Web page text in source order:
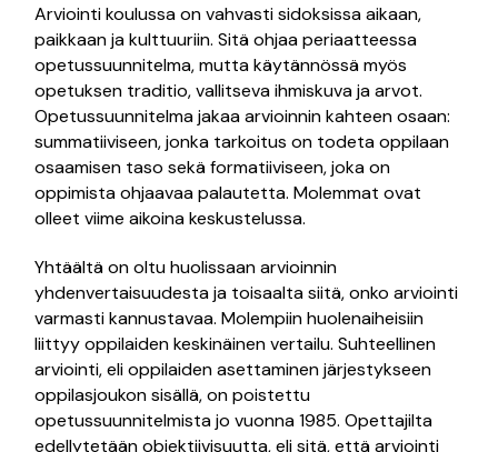
Arviointi koulussa on vahvasti sidoksissa aikaan,
paikkaan ja kulttuuriin. Sitä ohjaa periaatteessa
opetussuunnitelma, mutta käytännössä myös
opetuksen traditio, vallitseva ihmiskuva ja arvot.
Opetussuunnitelma jakaa arvioinnin kahteen osaan:
summatiiviseen, jonka tarkoitus on todeta oppilaan
osaamisen taso sekä formatiiviseen, joka on
oppimista ohjaavaa palautetta. Molemmat ovat
olleet viime aikoina keskustelussa.
Yhtäältä on oltu huolissaan arvioinnin
yhdenvertaisuudesta ja toisaalta siitä, onko arviointi
varmasti kannustavaa. Molempiin huolenaiheisiin
liittyy oppilaiden keskinäinen vertailu. Suhteellinen
arviointi, eli oppilaiden asettaminen järjestykseen
oppilasjoukon sisällä, on poistettu
opetussuunnitelmista jo vuonna 1985. Opettajilta
edellytetään objektiivisuutta, eli sitä, että arviointi